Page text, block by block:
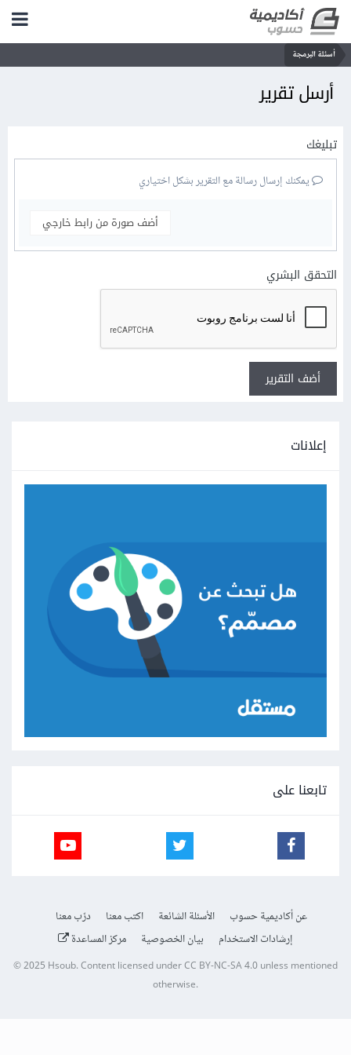
أسئلة البرمجة
أرسل تقرير
تبليغك
يمكنك إرسال رسالة مع التقرير بشكل اختياري
أضف صورة من رابط خارجي
التحقق البشري
أضف التقرير
إعلانات
تابعنا على
عن أكاديمية حسوب الأسئلة الشائعة اكتب معنا
درّب معنا
إرشادات الاستخدام
بيان الخصوصية مركز المساعدة
© 2025 Hsoub.Content licensed underCC BY-NC-SA 4.0unless mentioned
otherwise.